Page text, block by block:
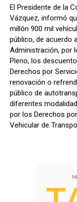
El Presidente de la
Vázquez, informó
millón 900 mil
público, de acuerdo
Administración, por
Pleno, los
Derechos por
renovación o
público de
diferentes
por los Derechos
Vehicular de